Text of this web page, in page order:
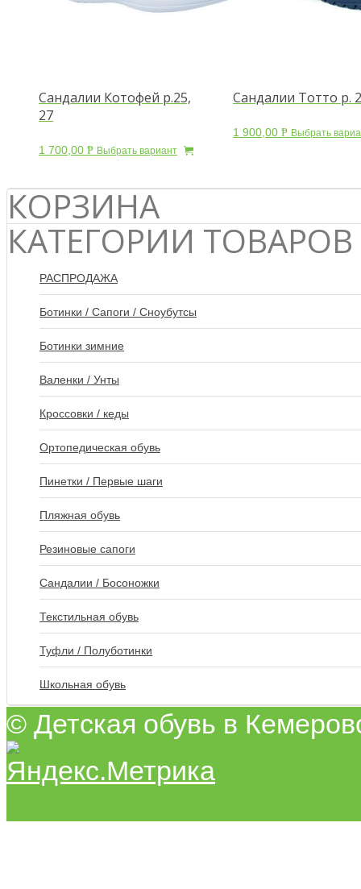
Сандалии Котофей р.25,
27
1 700,00 Р Выбрать вариант
Сандалии Тотто р.
1 900,00 Р Выбрать
КОРЗИНА
КАТЕГОРИИ ТОВАРОВ
РАСПРОДАЖА
Ботинки / Сапоги / Сноубутсы
Ботинки зимние
Валенки / Унты
Кроссовки / кеды
Ортопедическая обувь
Пинетки / Первые шаги
Пляжная обувь
Резиновые сапоги
Сандалии / Босоножки
Текстильная обувь
Туфли / Полуботинки
Школьная обувь
© Детская обувь в